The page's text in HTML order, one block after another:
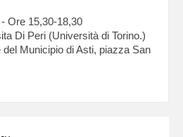
Ore 15,30-18,30
Di Peri (Università di Torino.)
Municipio di Asti, piazza San